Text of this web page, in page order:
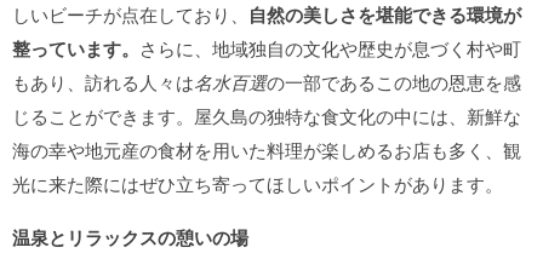
しいビーチが点在しており、 自然の美しさを堪能できる環境が
整っています。 さらに、地域独自の文化や歴史が息づく村や町
もあり、訪れる人々は名水百選の一部であるこの地の恩恵を感
じることができます。屋久島の独特な食文化の中には、新鮮な
海の幸や地元産の食材を用いた料理が楽しめるお店も多く、観
光に来た際にはぜひ立ち寄ってほしいポイントがあります。
温泉とリラックスの憩いの場